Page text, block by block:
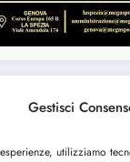
Gestisci
utilizziamo
Seguici su: